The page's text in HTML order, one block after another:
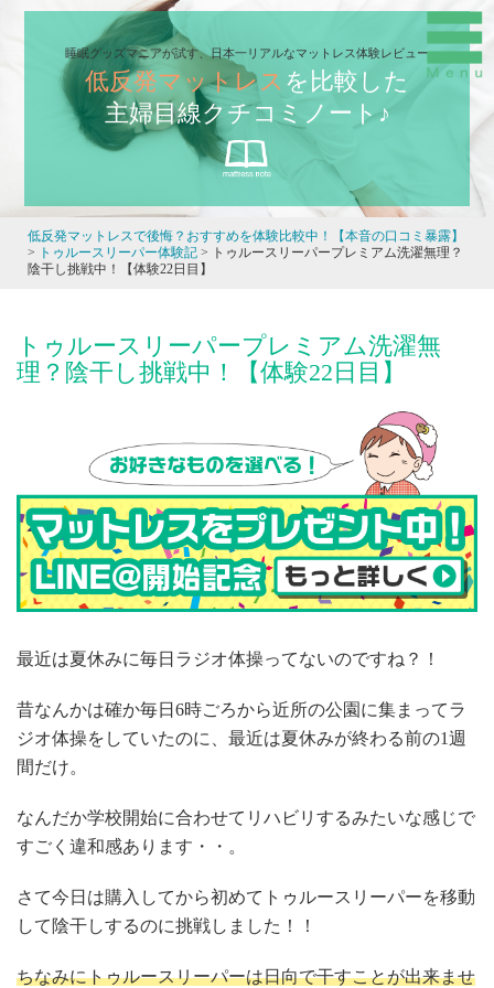
睡眠グッズマニアが試す、日本一リアルなマットレス体験レビュー
低反発マットレス を比較した
主婦目線クチコミノート♪
低反発マットレスで後悔？おすすめを体験比較中！【本音の口コミ暴露】
> トゥルースリーパー体験記 > トゥルースリーパープレミアム洗濯無理？
陰干し挑戦中！【体験22日目】
トゥルースリーパープレミアム洗濯無
理？陰干し挑戦中！【体験22日目】
最近は夏休みに毎日ラジオ体操ってないのですね？！
昔なんかは確か毎日6時ごろから近所の公園に集まってラ
ジオ体操をしていたのに、最近は夏休みが終わる前の1週
間だけ。
なんだか学校開始に合わせてリハビリするみたいな感じで
すごく違和感あります・・。
さて今日は購入してから初めてトゥルースリーパーを移動
して陰干しするのに挑戦しました！！
ちなみにトゥルースリーパーは日向で干すことが出来ませ